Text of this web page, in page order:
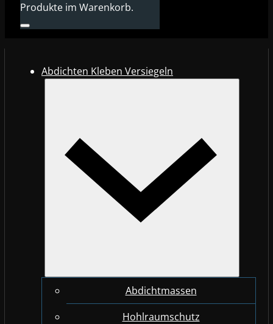
Produkte im Warenkorb.
Abdichten Kleben Versiegeln
Abdichtmassen
Hohlraumschutz